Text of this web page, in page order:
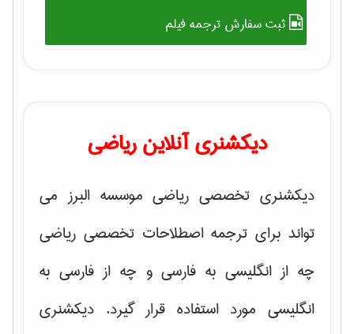
ثبت سفارش ترجمه فیلم
دیکشنری آنلاین ریاضی
دیکشنری تخصصی ریاضی موسسه البرز می
تواند برای ترجمه اصطلاحات تخصصی ریاضی
چه از انگلیسی به فارسی و چه از فارسی به
انگلیسی مورد استفاده قرار گیرد. دیکشنری